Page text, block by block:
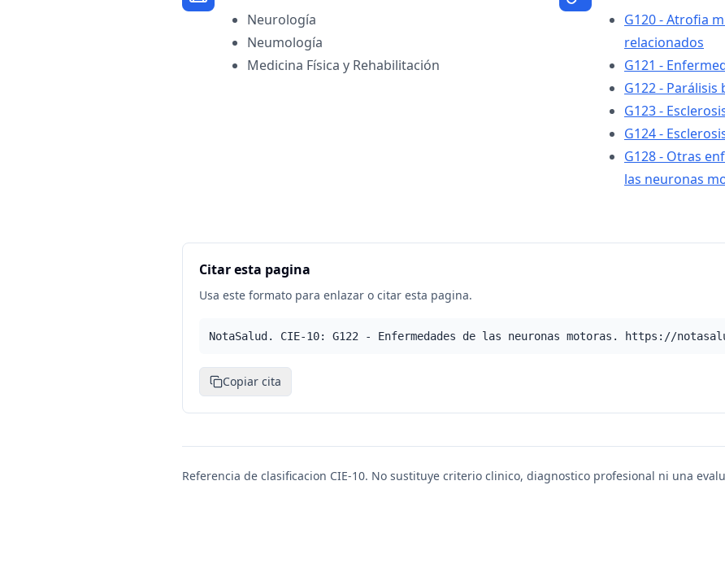
Neurología
Neumología
Medicina Física y Rehabilitación
G120 - Atrofia
relacionados
G121 -
G122 -
G123 -
G124 -
G128 - Otras
las neuronas
Citar esta pagina
Usa este formato para enlazar o citar esta pagina.
NotaSalud. CIE-10: G122 - Enfermedades de las neuronas motoras. https://
Copiar cita
Referencia de clasificacion CIE-10. No sustituye criterio clinico, diagnostico profesional ni una